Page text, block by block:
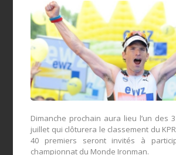
Dimanche prochain aura lieu l’un des
juillet qui clôturera le classement du
40 premiers seront invités à
championnat du Monde Ironman.